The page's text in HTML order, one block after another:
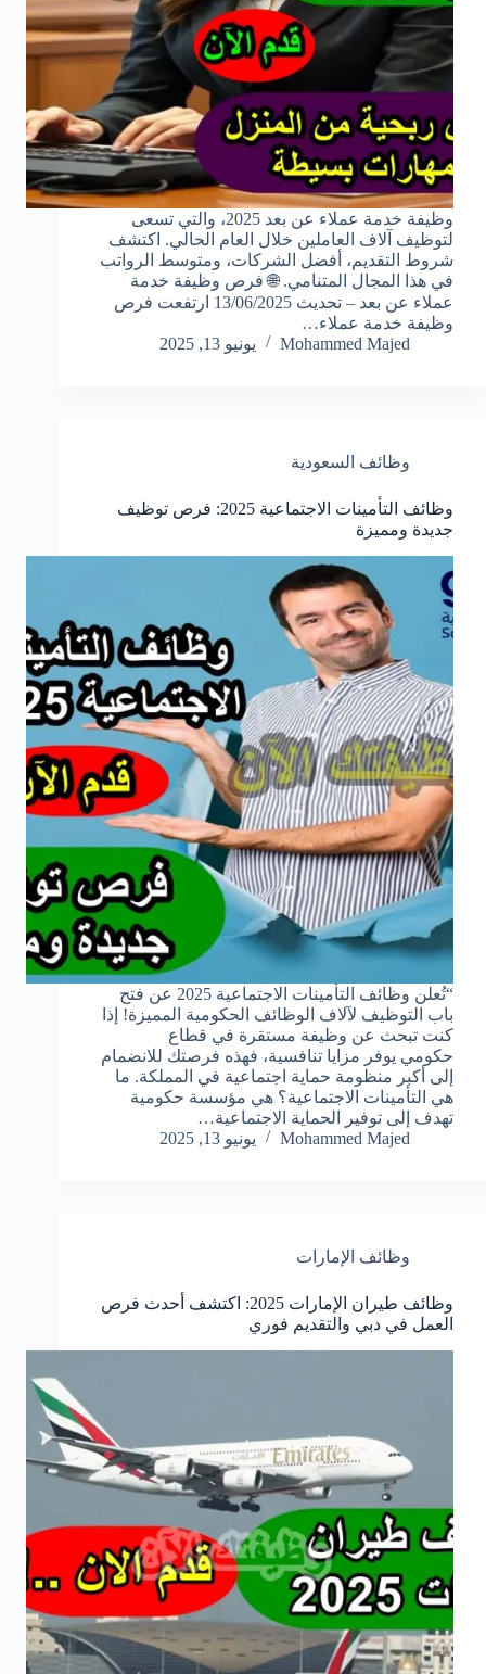
وظيفة خدمة عملاء عن بعد 2025، والتي تسعى
لتوظيف آلاف العاملين خلال العام الحالي. اكتشف
شروط التقديم، أفضل الشركات، ومتوسط الرواتب
في هذا المجال المتنامي. 🌐 فرص وظيفة خدمة
عملاء عن بعد – تحديث 13/06/2025 ارتفعت فرص
وظيفة خدمة عملاء…
Mohammed Majed
يونيو 13, 2025
وظائف السعودية
وظائف التأمينات الاجتماعية 2025: فرص توظيف
جديدة ومميزة
“تُعلن وظائف التأمينات الاجتماعية 2025 عن فتح
باب التوظيف لآلاف الوظائف الحكومية المميزة! إذا
كنت تبحث عن وظيفة مستقرة في قطاع
حكومي يوفر مزايا تنافسية، فهذه فرصتك للانضمام
إلى أكبر منظومة حماية اجتماعية في المملكة. ما
هي التأمينات الاجتماعية؟ هي مؤسسة حكومية
تهدف إلى توفير الحماية الاجتماعية…
Mohammed Majed
يونيو 13, 2025
وظائف الإمارات
وظائف طيران الإمارات 2025: اكتشف أحدث فرص
العمل في دبي والتقديم فوري